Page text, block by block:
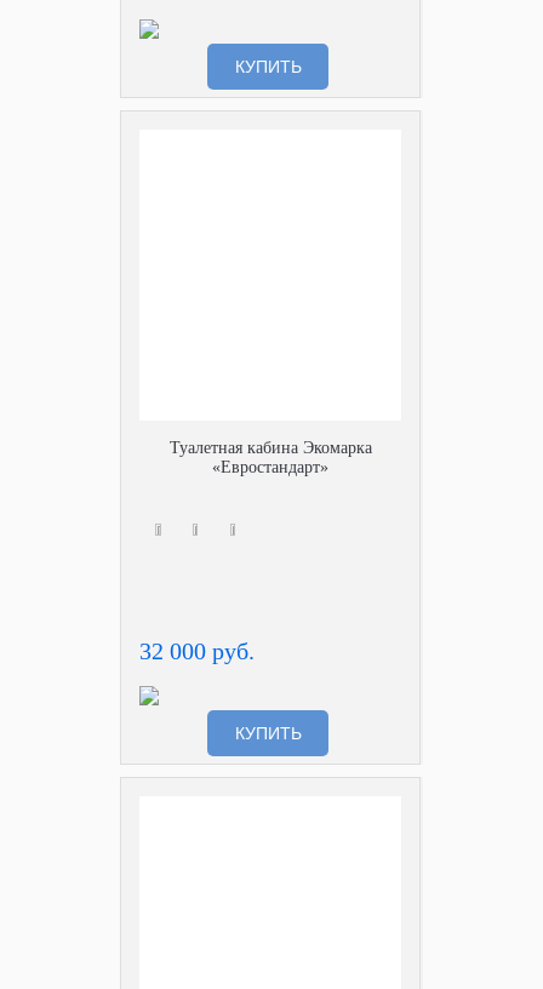
КУПИТЬ
Туалетная кабина Экомарка
«Евростандарт»
32 000 руб.
КУПИТЬ